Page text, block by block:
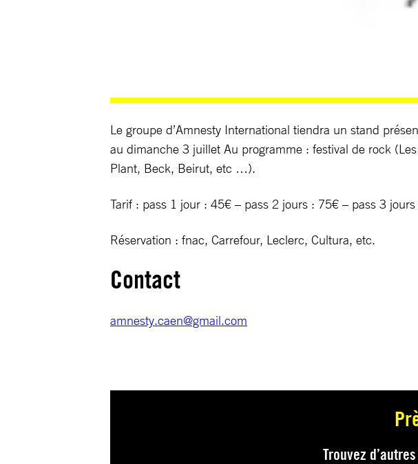
Le groupe d’Amnesty International tiendra un stand
au dimanche 3 juillet Au programme : festival de rock
Plant, Beck, Beirut, etc …).
Tarif : pass 1 jour : 45€ – pass 2 jours : 75€ – pass 3
Réservation : fnac, Carrefour, Leclerc, Cultura, etc.
Contact
amnesty.caen@gmail.com
Trouvez